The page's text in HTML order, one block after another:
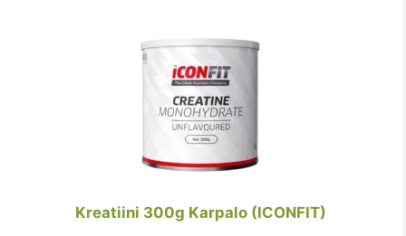
Kreatiini 300g Karpalo (ICONFIT)